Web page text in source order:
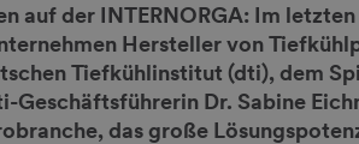
auf der INTERNORGA: Im
Hersteller von
Tiefkühlinstitut (dti), dem
Dr. Sabine
das große